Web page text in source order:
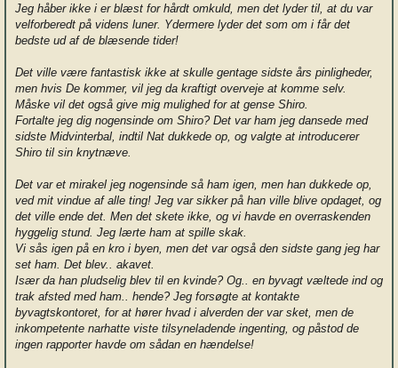
Jeg håber ikke i er blæst for hårdt omkuld, men det lyder til, at du var
velforberedt på videns luner. Ydermere lyder det som om i får det
bedste ud af de blæsende tider!
Det ville være fantastisk ikke at skulle gentage sidste års pinligheder,
men hvis De kommer, vil jeg da kraftigt overveje at komme selv.
Måske vil det også give mig mulighed for at gense Shiro.
Fortalte jeg dig nogensinde om Shiro? Det var ham jeg dansede med
sidste Midvinterbal, indtil Nat dukkede op, og valgte at introducerer
Shiro til sin knytnæve.
Det var et mirakel jeg nogensinde så ham igen, men han dukkede op,
ved mit vindue af alle ting! Jeg var sikker på han ville blive opdaget, og
det ville ende det. Men det skete ikke, og vi havde en overraskenden
hyggelig stund. Jeg lærte ham at spille skak.
Vi sås igen på en kro i byen, men det var også den sidste gang jeg har
set ham. Det blev.. akavet.
Især da han pludselig blev til en kvinde? Og.. en byvagt væltede ind og
trak afsted med ham.. hende? Jeg forsøgte at kontakte
byvagtskontoret, for at hører hvad i alverden der var sket, men de
inkompetente narhatte viste tilsyneladende ingenting, og påstod de
ingen rapporter havde om sådan en hændelse!